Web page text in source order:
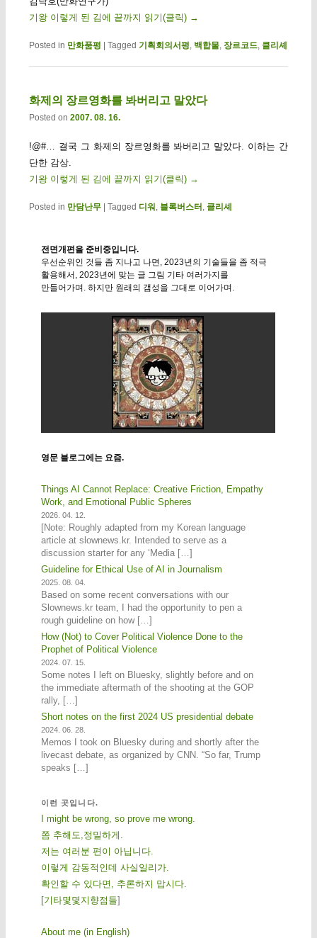
기왕 이렇게 된 김에 끝까지 읽기(클릭) →
Posted in 만화품평 Tagged 기획회의서평, 백합물, 장르코드, 클리셰
화제의 장르영화를 봐버리고 말았다
Posted on 2007. 08. 16.
!@#… 결국 그 화제의 장르영화를 봐버리고 말았다. 이하는 간
단한 감상.
기왕 이렇게 된 김에 끝까지 읽기(클릭) →
Posted in 만담난무 Tagged 디워 , 블록버스터 , 클리셰
전면개편을 준비중입니다.
우선순위인 것들 좀 지나고 나면, 2023년의 기술들을 좀 적극
활용해서, 2023년에 맞는 글 그림 기타 여러가지를
만들어가며. 하지만 원래의 갬성을 그대로 이어가며.
영문 블로그에는 요즘.
Things AI Cannot Replace: Creative Friction, Empathy
Work, and Emotional Public Spheres
2026. 04. 12.
[Note: Roughly adapted from my Korean language
article at slownews.kr. Intended to serve as a
discussion starter for any ‘Media […]
Guideline for Ethical Use of AI in Journalism
2025. 08. 04.
Based on some recent conversations with our
Slownews.kr team, I had the opportunity to pen a
rough guideline on how […]
How (Not) to Cover Political Violence Done to the
Prophet of Political Violence
2024. 07. 15.
Some notes I left on Bluesky, slightly before and on
the immediate aftermath of the shooting at the GOP
rally, […]
Short notes on the first 2024 US presidential debate
2024. 06. 28.
Memos I took on Bluesky during and shortly after the
livecast debate, as organized by CNN. “So far, Trump
speaks […]
이런 곳입니다.
I might be wrong, so prove me wrong.
쫌 추해도,정밀하게.
저는 여러분 편이 아닙니다.
이렇게 감동적인데 사실일리가.
확인할 수 있다면, 추론하지 맙시다.
[기 타몇 몇 지 향점 들]
About me (in English)